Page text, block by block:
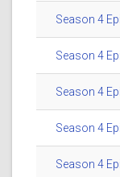
Season 4
Season 4
Season 4
Season 4
Season 4